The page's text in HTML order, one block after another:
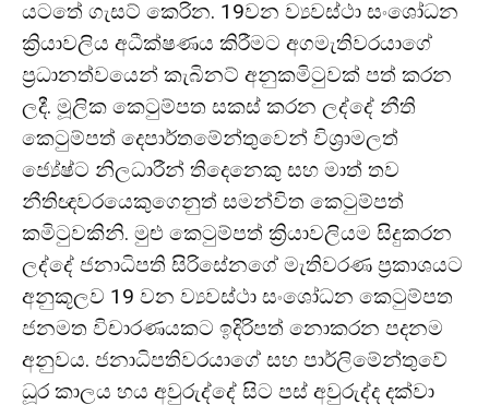
යටතේ ගැසට් කෙරින. 19වන ව්‍යවස්ථා සංශෝධන
ක්‍රියාවලිය අධීක්ෂණය කිරීමට අගමැතිවරයාගේ
ප්‍රධානත්වයෙන් කැබිනට් අනුකමිටුවක් පත් කරන
ලදී. මූලික කෙටුම්පත සකස් කරන ලද්දේ නීති
කෙටුම්පත් දෙපාර්තමේන්තුවෙන් විශ්‍රාමලත්
ජ්‍යේෂ්ට නිලධාරීන් තිදෙනෙකු සහ මාත් තව
නීතිඥවරයෙකුගෙනුත් සමන්විත කෙටුම්පත්
කමිටුවකිනි. මුළු කෙටුම්පත් ක්‍රියාවලියම සිදුකරන
ලද්දේ ජනාධිපති සිරිසේනගේ මැතිවරණ ප්‍රකාශයට
අනුකූලව 19 වන ව්‍යවස්ථා සංශෝධන කෙටුම්පත
ජනමත විචාරණයකට ඉදිරිපත් නොකරන පදනම
අනුවය. ජනාධිපතිවරයාගේ සහ පාර්ලිමේන්තුවේ
ධූර කාලය හය අවුරුද්දේ සිට පස් අවුරුද්ද දක්වා